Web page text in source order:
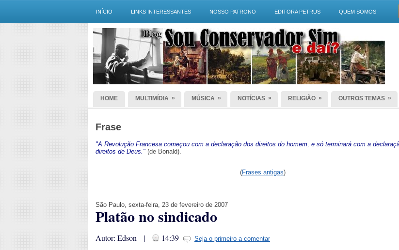
INÍCIO LINKS INTERESSANTES NOSSO PATRONO EDITORA PETRUS QUEM SOMOS
HOME MULTIMÍDIA » MÚSICA » NOTÍCIAS » RELIGIÃO » OUTROS TEMAS »
Frase
"A Revolução Francesa começou com a declaração dos direitos do homem, e só terminará com a
direitos de Deus." (de Bonald).
(Frases antigas)
São Paulo, sexta-feira, 23 de fevereiro de 2007
Platão no sindicado
Autor: Edson | 14:39 Seja o primeiro a comentar